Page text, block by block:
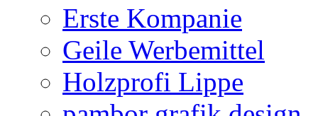
Erste Kompanie
Geile Werbemittel
Holzprofi Lippe